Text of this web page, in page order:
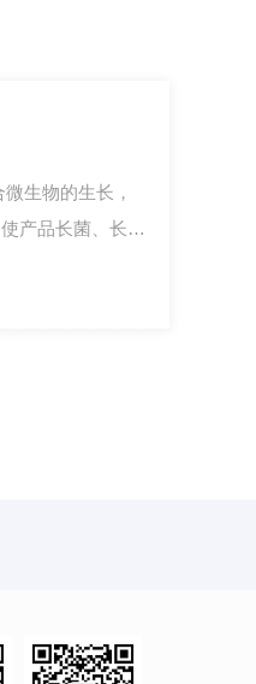
生物的生长，
产品长菌、长
格意义上为抑